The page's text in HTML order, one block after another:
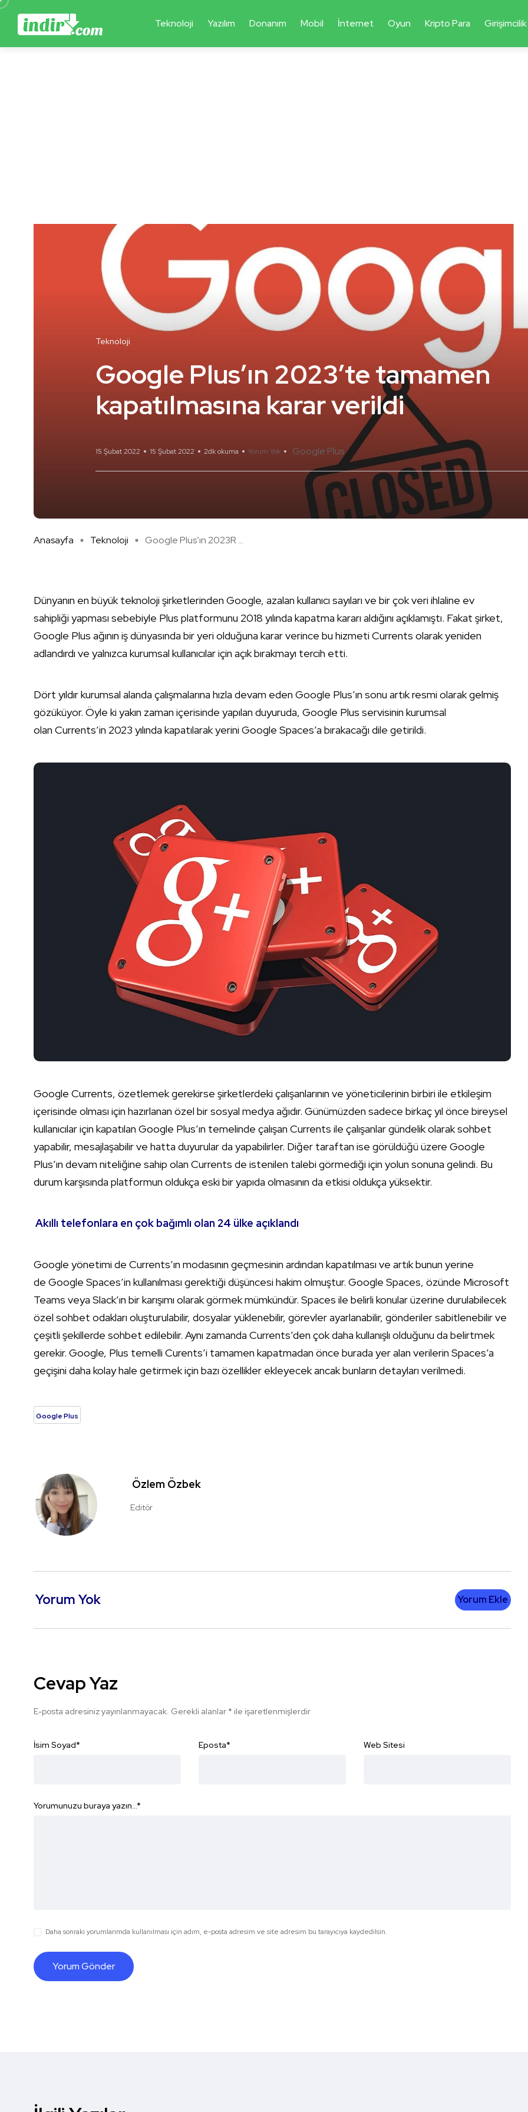
Teknoloji Yazılım Donanım Mobil İnternet Oyun Kripto Para Girişimcilik
Teknoloji
Google Plus’ın 2023’te tamamen
kapatılmasına karar verildi
15 Şubat 2022 15 Şubat 2022 2dk okuma Yorum Yok Google Plus
Anasayfa Teknoloji Google Plus’ın 2023R ...
Dünyanın en büyük teknoloji şirketlerinden Google, azalan kullanıcı sayıları ve bir çok veri ihlaline ev
sahipliği yapması sebebiyle Plus platformunu 2018 yılında kapatma kararı aldığını açıklamıştı. Fakat şirket,
Google Plus ağının iş dünyasında bir yeri olduğuna karar verince bu hizmeti Currents olarak yeniden
adlandırdı ve yalnızca kurumsal kullanıcılar için açık bırakmayı tercih etti.
Dört yıldır kurumsal alanda çalışmalarına hızla devam eden Google Plus’ın sonu artık resmi olarak gelmiş
gözüküyor. Öyle ki yakın zaman içerisinde yapılan duyuruda, Google Plus servisinin kurumsal
olan Currents’in 2023 yılında kapatılarak yerini Google Spaces’a bırakacağı dile getirildi.
Google Currents, özetlemek gerekirse şirketlerdeki çalışanlarının ve yöneticilerinin birbiri ile etkileşim
içerisinde olması için hazırlanan özel bir sosyal medya ağıdır. Günümüzden sadece birkaç yıl önce bireysel
kullanıcılar için kapatılan Google Plus’ın temelinde çalışan Currents ile çalışanlar gündelik olarak sohbet
yapabilir, mesajlaşabilir ve hatta duyurular da yapabilirler. Diğer taraftan ise görüldüğü üzere Google
Plus’ın devam niteliğine sahip olan Currents de istenilen talebi görmediği için yolun sonuna gelindi. Bu
durum karşısında platformun oldukça eski bir yapıda olmasının da etkisi oldukça yüksektir.
Akıllı telefonlara en çok bağımlı olan 24 ülke açıklandı
Google yönetimi de Currents’ın modasının geçmesinin ardından kapatılması ve artık bunun yerine
de Google Spaces’in kullanılması gerektiği düşüncesi hakim olmuştur. Google Spaces, özünde Microsoft
Teams veya Slack’ın bir karışımı olarak görmek mümkündür. Spaces ile belirli konular üzerine durulabilecek
özel sohbet odakları oluşturulabilir, dosyalar yüklenebilir, görevler ayarlanabilir, gönderiler sabitlenebilir ve
çeşitli şekillerde sohbet edilebilir. Aynı zamanda Currents’den çok daha kullanışlı olduğunu da belirtmek
gerekir. Google, Plus temelli Curents’i tamamen kapatmadan önce burada yer alan verilerin Spaces’a
geçişini daha kolay hale getirmek için bazı özellikler ekleyecek ancak bunların detayları verilmedi.
Google Plus
Özlem Özbek
Editör
Yorum Yok Yorum Ekle
Cevap Yaz
E-posta adresiniz yayınlanmayacak. Gerekli alanlar * ile işaretlenmişlerdir
İsim Soyad* Eposta* Web Sitesi
Yorumunuzu buraya yazın... *
Daha sonraki yorumlarımda kullanılması için adım, e-posta adresim ve site adresim bu tarayıcıya kaydedilsin.